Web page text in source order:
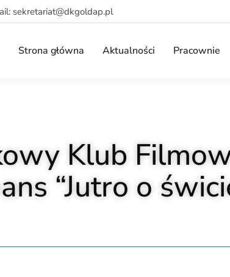
sekretariat@dkgoldap.pl
Strona główna Aktualności Pracownie
Klub
“Jutro o